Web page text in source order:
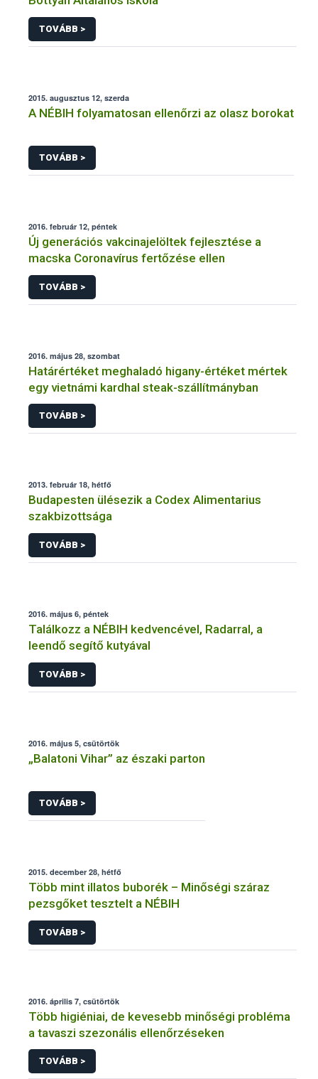
TOVÁBB >
2015. augusztus 12, szerda
A NÉBIH folyamatosan ellenőrzi az olasz borokat
TOVÁBB >
2016. február 12, péntek
Új generációs vakcinajelöltek fejlesztése a
macska Coronavírus fertőzése ellen
TOVÁBB >
2016. május 28, szombat
Határértéket meghaladó higany-értéket mértek
egy vietnámi kardhal steak-szállítmányban
TOVÁBB >
2013. február 18, hétfő
Budapesten ülésezik a Codex Alimentarius
szakbizottsága
TOVÁBB >
2016. május 6, péntek
Találkozz a NÉBIH kedvencével, Radarral, a
leendő segítő kutyával
TOVÁBB >
2016. május 5, csütörtök
„Balatoni Vihar” az északi parton
TOVÁBB >
2015. december 28, hétfő
Több mint illatos buborék – Minőségi száraz
pezsgőket tesztelt a NÉBIH
TOVÁBB >
2016. április 7, csütörtök
Több higiéniai, de kevesebb minőségi probléma
a tavaszi szezonális ellenőrzéseken
TOVÁBB >